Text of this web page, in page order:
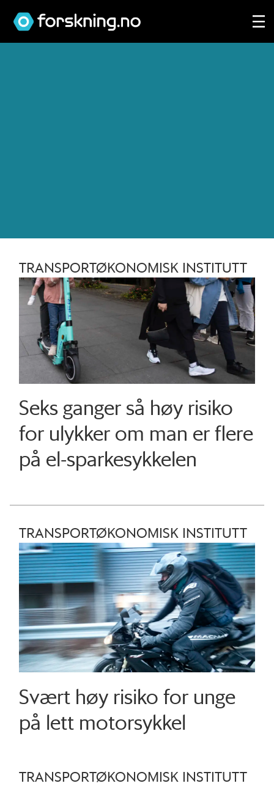
TRANSPORTØKONOMISK INSTITUTT
Seks ganger så høy risiko
for ulykker om man er flere
på el-sparkesykkelen
TRANSPORTØKONOMISK INSTITUTT
Svært høy risiko for unge
på lett motorsykkel
TRANSPORTØKONOMISK INSTITUTT